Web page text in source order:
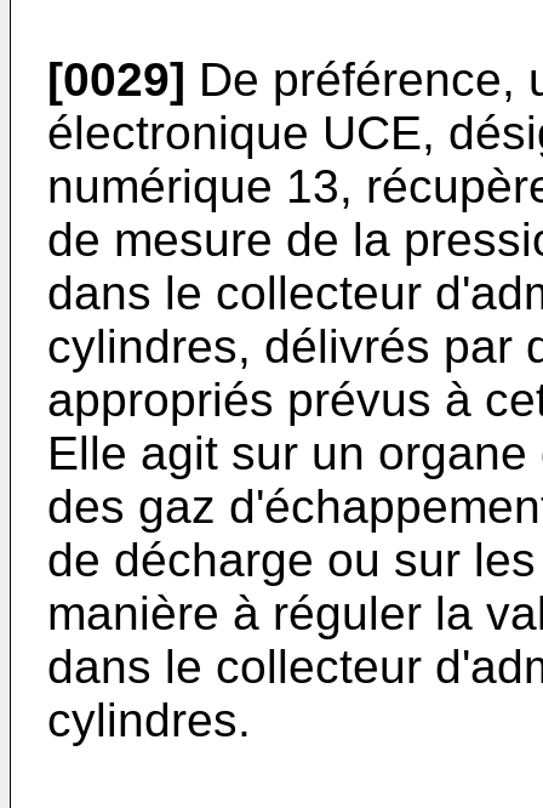
[0029] De préférence,
électronique UCE,
numérique 13,
de mesure de la
dans le collecteur
cylindres, délivrés par
appropriés prévus à
Elle agit sur un
des gaz
de décharge ou sur
manière à réguler la
dans le collecteur
cylindres.